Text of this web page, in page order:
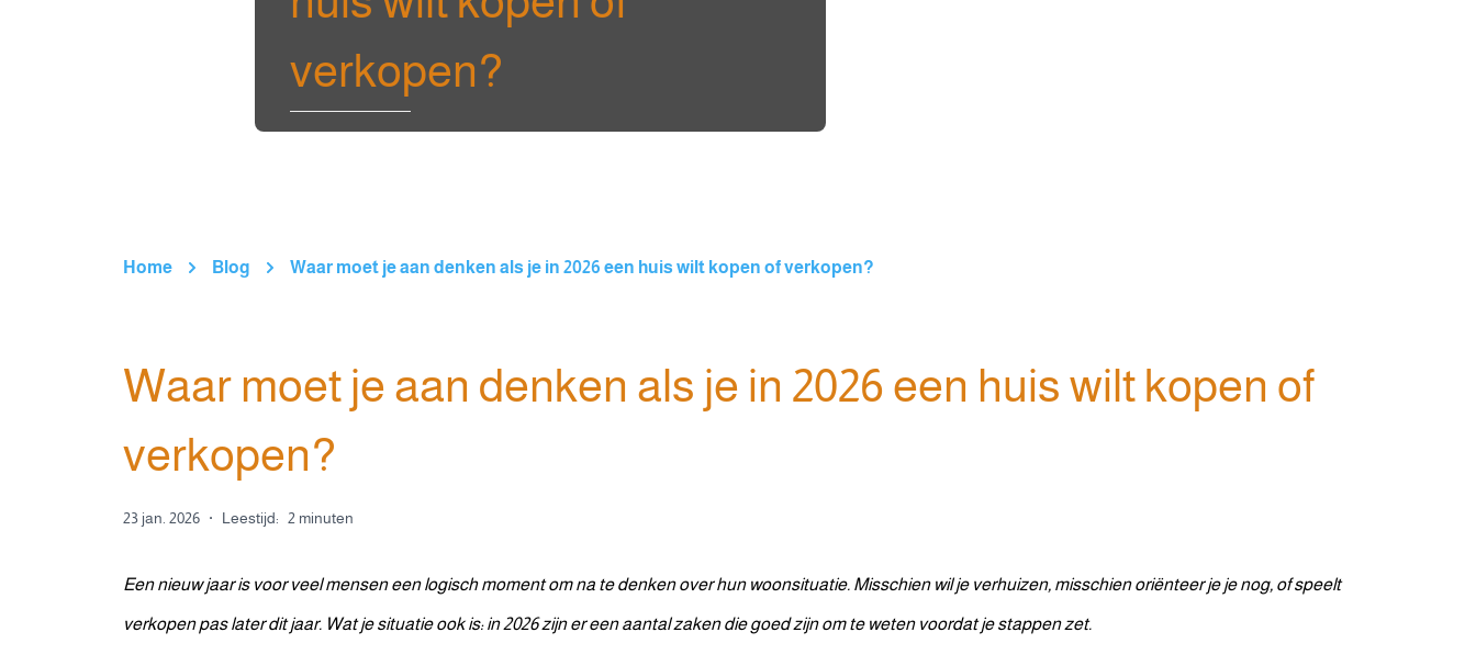
verkopen?
Home Blog Waar moet je aan denken als je in 2026 een huis wilt kopen of verkopen?
Waar moet je aan denken als je in 2026 een huis wilt kopen of
verkopen?
23 jan. 2026 · Leestijd: 2 minuten
Een nieuw jaar is voor veel mensen een logisch moment om na te denken over hun woonsituatie. Misschien wil je verhuizen, misschien oriënteer je je nog, of speelt
verkopen pas later dit jaar. Wat je situatie ook is: in 2026 zijn er een aantal zaken die goed zijn om te weten voordat je stappen zet.